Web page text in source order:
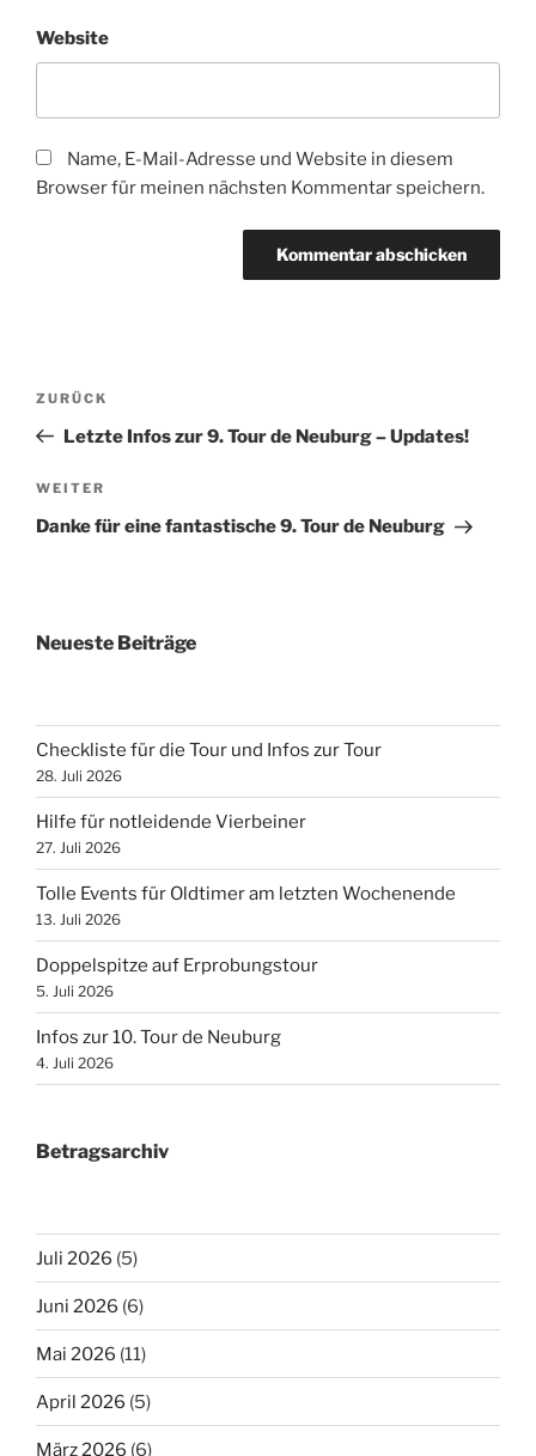
Website
Name, E-Mail-Adresse und Website in diesem
Browser für meinen nächsten Kommentar speichern.
Beitragsnavigation
Vorheriger
Beitrag
ZURÜCK
Letzte Infos zur 9. Tour de Neuburg – Updates!
Nächster
Beitrag
WEITER
Danke für eine fantastische 9. Tour de Neuburg
Neueste Beiträge
Checkliste für die Tour und Infos zur Tour
28. Juli 2026
Hilfe für notleidende Vierbeiner
27. Juli 2026
Tolle Events für Oldtimer am letzten Wochenende
13. Juli 2026
Doppelspitze auf Erprobungstour
5. Juli 2026
Infos zur 10. Tour de Neuburg
4. Juli 2026
Betragsarchiv
Juli 2026 (5)
Juni 2026 (6)
Mai 2026 (11)
April 2026 (5)
März 2026 (6)